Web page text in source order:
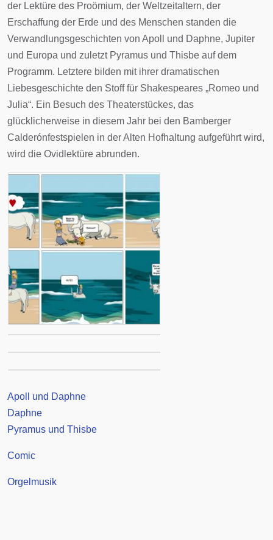
der Lektüre des Proömium, der Weltzeitaltern, der
Erschaffung der Erde und des Menschen standen die
Verwandlungsgeschichten von Apoll und Daphne, Jupiter
und Europa und zuletzt Pyramus und Thisbe auf dem
Programm. Letztere bilden mit ihrer dramatischen
Liebesgeschichte den Stoff für Shakespeares „Romeo und
Julia“. Ein Besuch des Theaterstückes, das
glücklicherweise in diesem Jahr bei den Bamberger
Calderónfestspielen in der Alten Hofhaltung aufgeführt wird,
wird die Ovidlektüre abrunden.
Apoll und Daphne
Daphne
Pyramus und Thisbe
Comic
Orgelmusik